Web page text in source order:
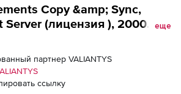
Copy &amp; Sync,
Server (лицензия ), 2000
еще
партнер VALIANTYS
ссылку